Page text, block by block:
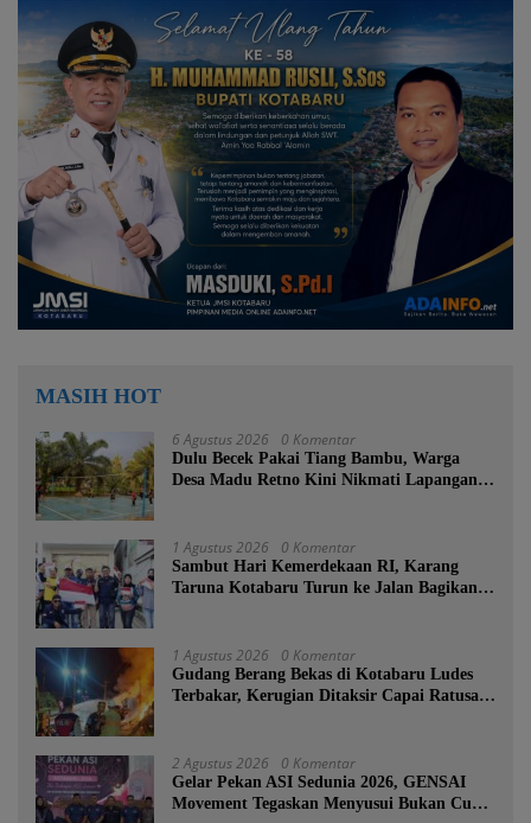
MASIH HOT
6 Agustus 2026 0 Komentar
Dulu Becek Pakai Tiang Bambu, Warga
Desa Madu Retno Kini Nikmati Lapangan
1 Agustus 2026 0 Komentar
Sambut Hari Kemerdekaan RI, Karang
Taruna Kotabaru Turun ke Jalan Bagikan
1 Agustus 2026 0 Komentar
Gudang Berang Bekas di Kotabaru Ludes
Terbakar, Kerugian Ditaksir Capai Ratusan
2 Agustus 2026 0 Komentar
Gelar Pekan ASI Sedunia 2026, GENSAI
Movement Tegaskan Menyusui Bukan Cuma